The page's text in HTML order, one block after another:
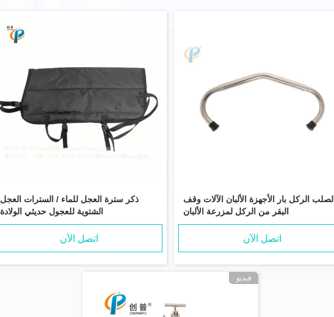
ذكر سترة العجل للماء / السترات العجل
الشتوية للعجول حديثي الولادة
اتصل الآن
الصلب الركل بار الأجهزة الألبان الآلات وقف
البقر من الركل لمزرعة الألبان
اتصل الآن
فيديو